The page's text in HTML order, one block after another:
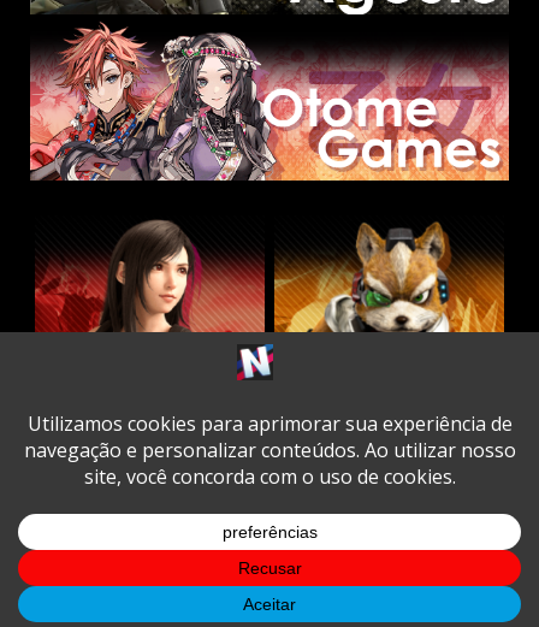
TwitterFacebook
Instagram
YoutubeSpotifyCookie
Policy
Copyright © All rights reserved.
themes.